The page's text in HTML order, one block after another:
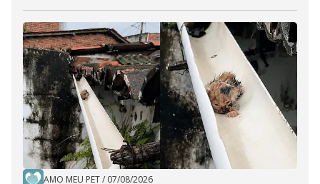
AMO MEU PET/ 07/08/2026